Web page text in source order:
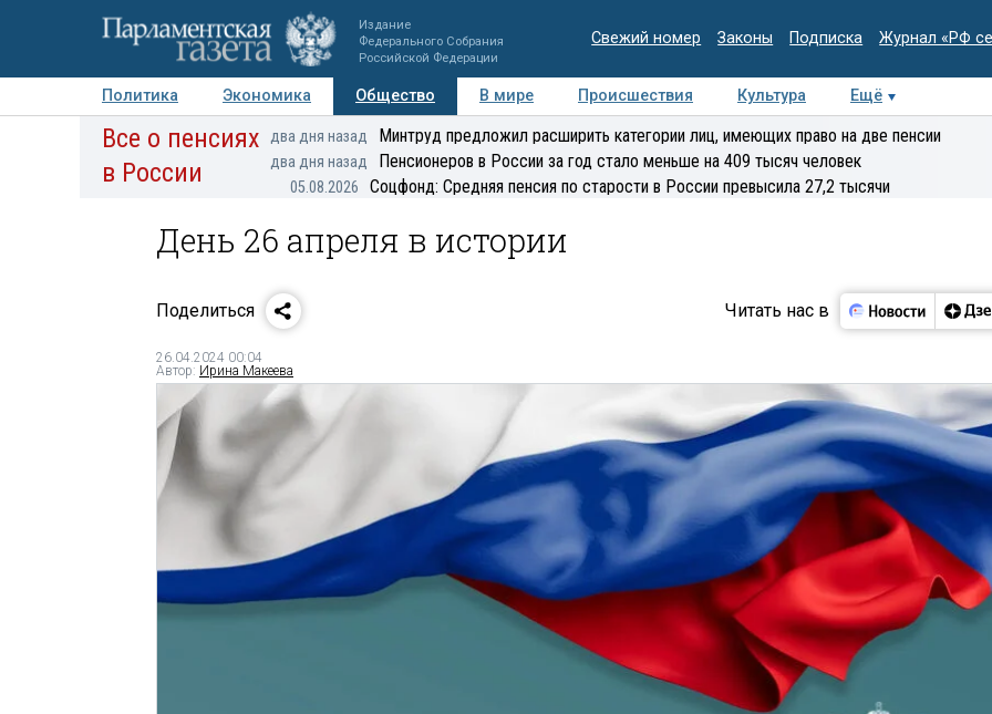
Издание
Федерального Собрания
Российской Федерации
Свежий номер Законы Подписка Журнал «РФ
Политика Экономика Общество В мире Происшествия Культура
Ещё
Авторы Персоны Мнения Регионы Медиацентр Интервью Колумнисты
Все о пенсиях
в России
два дня назад Минтруд предложил расширить категории лиц, имеющих право на две пенсии
два дня назад Пенсионеров в России за год стало меньше на 409 тысяч человек
05.08.2026 Соцфонд: Средняя пенсия по старости в России превысила 27,2 тысячи
День 26 апреля в истории
Поделиться Читать нас в
26.04.2024 00:04
Автор: Ирина Макеева